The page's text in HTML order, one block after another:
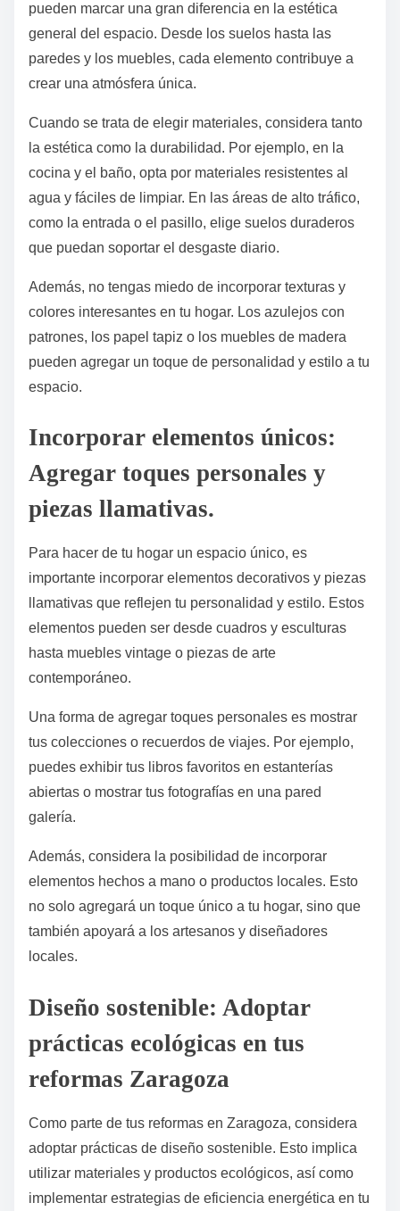
pueden marcar una gran diferencia en la estética
general del espacio. Desde los suelos hasta las
paredes y los muebles, cada elemento contribuye a
crear una atmósfera única.
Cuando se trata de elegir materiales, considera tanto
la estética como la durabilidad. Por ejemplo, en la
cocina y el baño, opta por materiales resistentes al
agua y fáciles de limpiar. En las áreas de alto tráfico,
como la entrada o el pasillo, elige suelos duraderos
que puedan soportar el desgaste diario.
Además, no tengas miedo de incorporar texturas y
colores interesantes en tu hogar. Los azulejos con
patrones, los papel tapiz o los muebles de madera
pueden agregar un toque de personalidad y estilo a tu
espacio.
Incorporar elementos únicos:
Agregar toques personales y
piezas llamativas.
Para hacer de tu hogar un espacio único, es
importante incorporar elementos decorativos y piezas
llamativas que reflejen tu personalidad y estilo. Estos
elementos pueden ser desde cuadros y esculturas
hasta muebles vintage o piezas de arte
contemporáneo.
Una forma de agregar toques personales es mostrar
tus colecciones o recuerdos de viajes. Por ejemplo,
puedes exhibir tus libros favoritos en estanterías
abiertas o mostrar tus fotografías en una pared
galería.
Además, considera la posibilidad de incorporar
elementos hechos a mano o productos locales. Esto
no solo agregará un toque único a tu hogar, sino que
también apoyará a los artesanos y diseñadores
locales.
Diseño sostenible: Adoptar
prácticas ecológicas en tus
reformas Zaragoza
Como parte de tus reformas en Zaragoza, considera
adoptar prácticas de diseño sostenible. Esto implica
utilizar materiales y productos ecológicos, así como
implementar estrategias de eficiencia energética en tu